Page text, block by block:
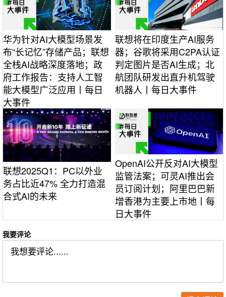
华为针对AI大模型场景发
布“长记忆”存储产品；联想
全栈AI战略深度落地；政
府工作报告：支持人工智
能大模型广泛应用丨每日
大事件
联想将在印度生产AI服务
器；谷歌将采用C2PA认证
判定图片是否AI生成；北
航团队研发出直升机驾驶
机器人丨每日大事件
联想2025Q1：PC以外业
务占比近47% 全力打造混
合式AI的未来
OpenAI公开反对AI大模型
监管法案；可灵AI推出会
员订阅计划；阿里巴巴新
增香港为主要上市地丨每
日大事件
我要评论